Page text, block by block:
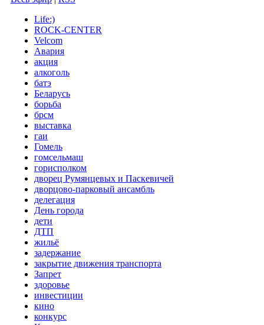
Life:)
ROCK-CENTER
Velcom
Авария
акция
алкоголь
батэ
Беларусь
борьба
брсм
выставка
гаи
Гомель
гомсельмаш
горисполком
дворец Румянцевых и Паскевичей
дворцово-парковый ансамбль
делегация
День города
дети
ДТП
жильё
задержание
закрытие движения транспорта
Запрет
здоровье
инвестиции
кино
конкурс